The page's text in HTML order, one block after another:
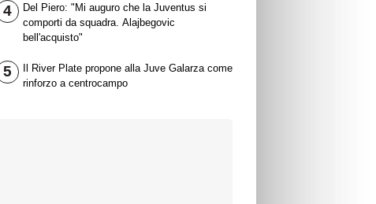
4
Del Piero: "Mi auguro che la Juventus si
comporti da squadra. Alajbegovic
bell'acquisto"
5
Il River Plate propone alla Juve Galarza come
rinforzo a centrocampo